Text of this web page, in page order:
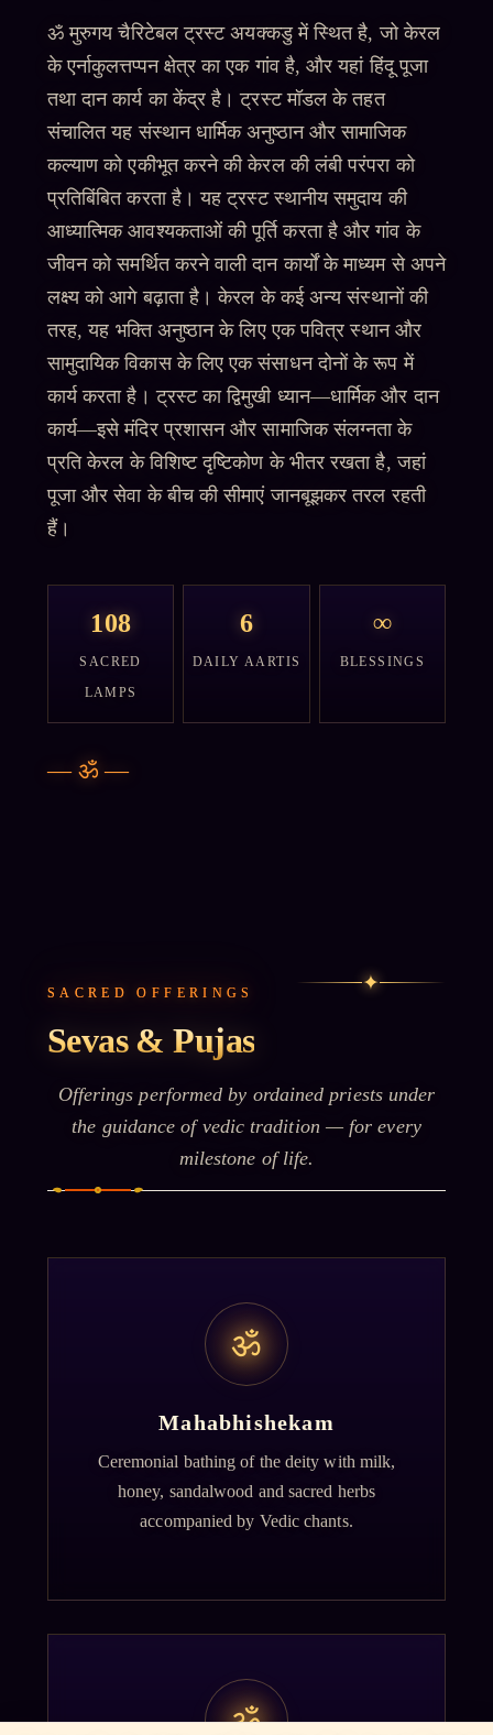
ॐ मुरुगय चैरिटेबल ट्रस्ट अयक्कडु में स्थित है, जो केरल
के एर्नाकुलत्तप्पन क्षेत्र का एक गांव है, और यहां हिंदू पूजा
तथा दान कार्य का केंद्र है। ट्रस्ट मॉडल के तहत
संचालित यह संस्थान धार्मिक अनुष्ठान और सामाजिक
कल्याण को एकीभूत करने की केरल की लंबी परंपरा को
प्रतिबिंबित करता है। यह ट्रस्ट स्थानीय समुदाय की
आध्यात्मिक आवश्यकताओं की पूर्ति करता है और गांव के
जीवन को समर्थित करने वाली दान कार्यों के माध्यम से अपने
लक्ष्य को आगे बढ़ाता है। केरल के कई अन्य संस्थानों की
तरह, यह भक्ति अनुष्ठान के लिए एक पवित्र स्थान और
सामुदायिक विकास के लिए एक संसाधन दोनों के रूप में
कार्य करता है। ट्रस्ट का द्विमुखी ध्यान—धार्मिक और दान
कार्य—इसे मंदिर प्रशासन और सामाजिक संलग्नता के
प्रति केरल के विशिष्ट दृष्टिकोण के भीतर रखता है, जहां
पूजा और सेवा के बीच की सीमाएं जानबूझकर तरल रहती
हैं।
108
SACRED
LAMPS
6
DAILY AARTIS
∞
BLESSINGS
—ॐ —
SACRED OFFERINGS ✦
Sevas & Pujas
Offerings performed by ordained priests under
the guidance of vedic tradition — for every
milestone of life.
ॐ
Mahabhishekam
Ceremonial bathing of the deity with milk,
honey, sandalwood and sacred herbs
accompanied by Vedic chants.
ॐ